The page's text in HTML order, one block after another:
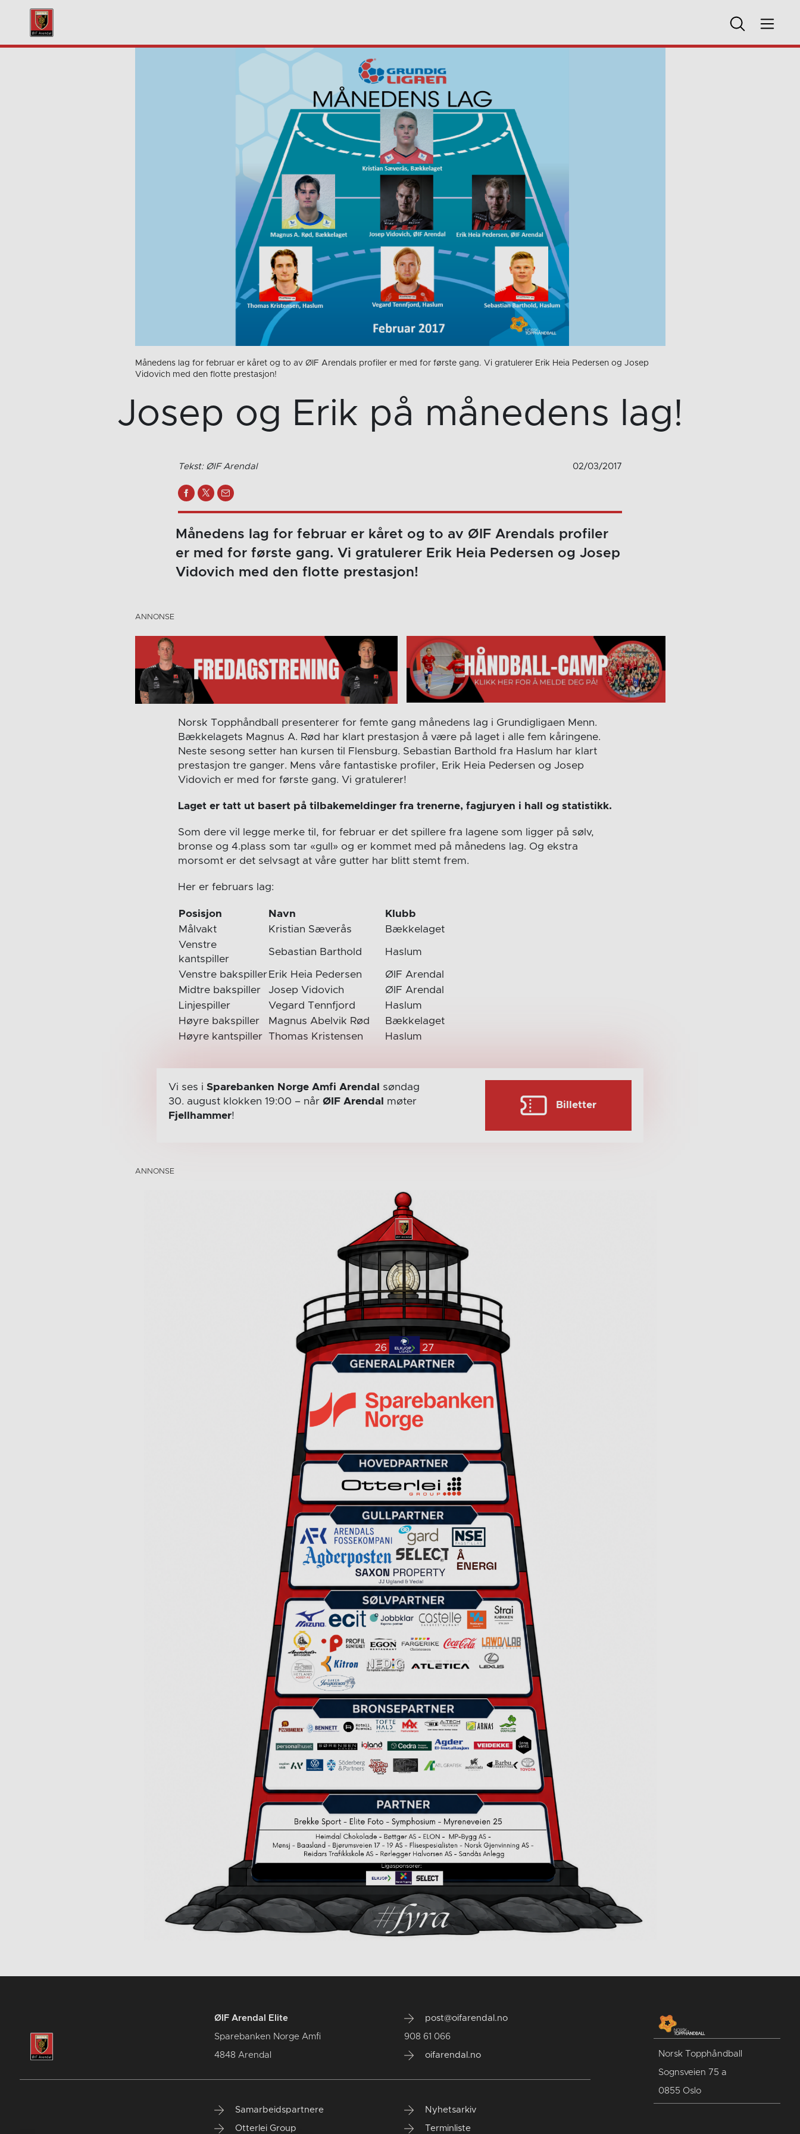
Månedens lag for februar er kåret og to av ØIF Arendals profiler er med for første gang. Vi gratulerer Erik Heia Pedersen og Josep
Vidovich med den flotte prestasjon!
Josep og Erik på månedens lag!
Tekst: ØIF Arendal 02/03/2017
Månedens lag for februar er kåret og to av ØIF Arendals profiler
er med for første gang. Vi gratulerer Erik Heia Pedersen og Josep
Vidovich med den flotte prestasjon!
Norsk Topphåndball presenterer for femte gang månedens lag i Grundigligaen Menn.
Bækkelagets Magnus A. Rød har klart prestasjon å være på laget i alle fem kåringene.
Neste sesong setter han kursen til Flensburg. Sebastian Barthold fra Haslum har klart
prestasjon tre ganger. Mens våre fantastiske profiler, Erik Heia Pedersen og Josep
Vidovich er med for første gang. Vi gratulerer!
Laget er tatt ut basert på tilbakemeldinger fra trenerne, fagjuryen i hall og statistikk.
Som dere vil legge merke til, for februar er det spillere fra lagene som ligger på sølv,
bronse og 4.plass som tar «gull» og er kommet med på månedens lag. Og ekstra
morsomt er det selvsagt at våre gutter har blitt stemt frem.
Her er februars lag:
Posisjon Navn
Klubb
Målvakt
Kristian Sæverås
Bækkelaget
Venstre
kantspiller
Sebastian Barthold Haslum
Venstre bakspiller Erik Heia Pedersen
ØIF Arendal
Midtre bakspiller
Josep Vidovich
ØIF Arendal
Linjespiller
Vegard Tennfjord
Haslum
Høyre bakspiller
Magnus Abelvik Rød
Bækkelaget
Høyre kantspiller Thomas Kristensen Haslum
Vi ses i Sparebanken Norge Amfi Arendal
søndag
30. august klokken 19:00 – når ØIF Arendal
møter
Fjellhammer!
Billetter
ØIF Arendal Elite
Sparebanken Norge Amfi
4848 Arendal
post@oifarendal.no
908 61 066
oifarendal.no
Samarbeidspartnere
Otterlei Group
Nyhetsarkiv
Terminliste
Norsk Topphåndball
Sognsveien 75 a
0855 Oslo